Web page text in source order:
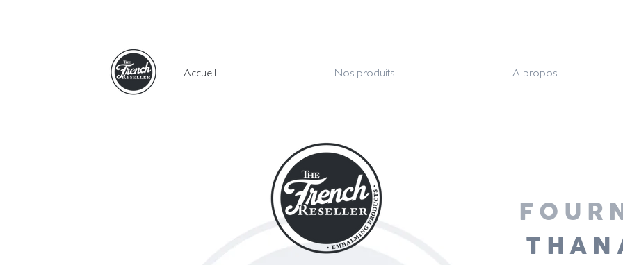
Accueil Nos produits A propos